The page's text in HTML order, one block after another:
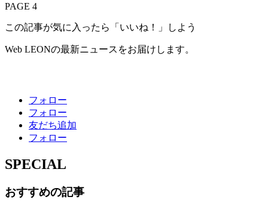
PAGE 4
この記事が気に入ったら「いいね！」しよう
Web LEONの最新ニュースをお届けします。
フォロー
フォロー
友だち追加
フォロー
SPECIAL
おすすめの記事